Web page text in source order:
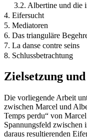
3.2. Albertine und die
4. Eifersucht
5. Mediatoren
6. Das trianguläre
7. La danse contre seins
8. Schlussbetrachtung
Zielsetzung
Die vorliegende Arbeit
zwischen Marcel und
Temps perdu“ von
Spannungsfeld zwischen
daraus resultierenden